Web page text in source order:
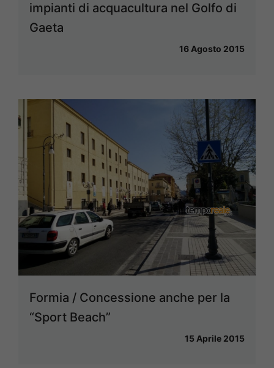
impianti di acquacultura nel Golfo di
Gaeta
16 Agosto 2015
Formia / Concessione anche per la
“Sport Beach”
15 Aprile 2015